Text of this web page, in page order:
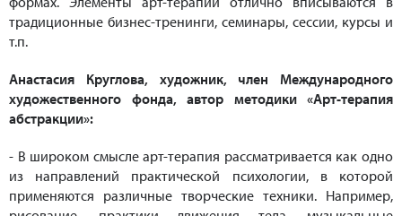
традиционные бизнес-тренинги, семинары, сессии, курсы и
т.п.
Анастасия Круглова, художник, член Международного
художественного фонда, автор методики «Арт-терапия
абстракции»:
- В широком смысле арт-терапия рассматривается как одно
из направлений практической психологии, в которой
применяются различные творческие техники. Например,